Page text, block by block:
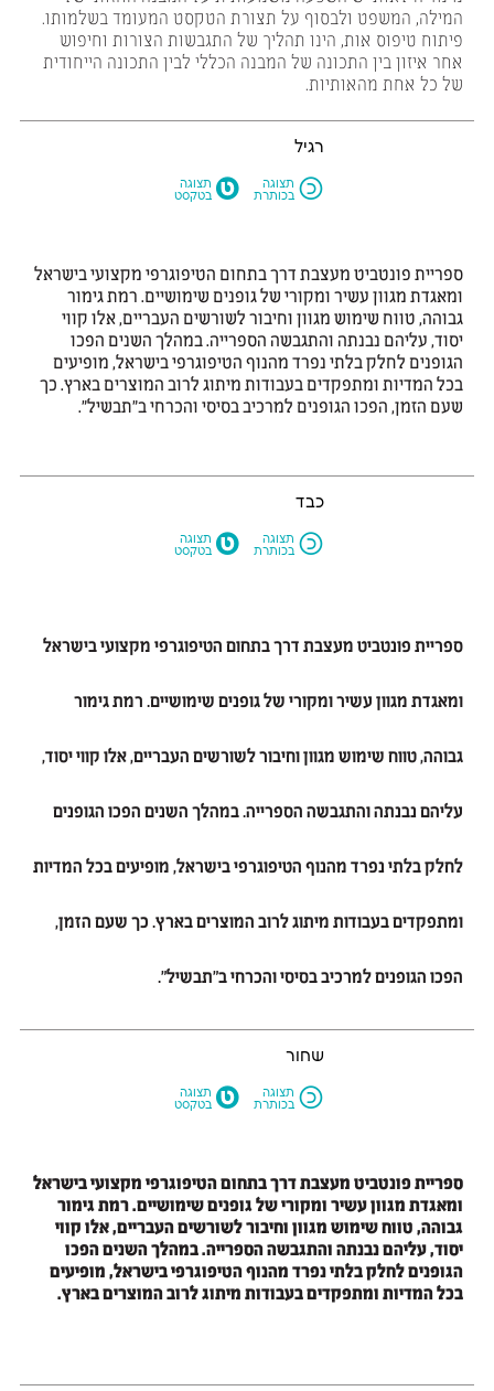
של כל אחת מהאותיות.
רגיל
N תצוגה
בכותרת
M תצוגה
בטקסט
שעם הזמן, הפכו הגופנים למרכיב בסיסי והכרחי ב״תבשיל״.
כבד
N תצוגה
בכותרת
M תצוגה
בטקסט
הפכו הגופנים למרכיב בסיסי והכרחי ב״תבשיל״.
שחור
N תצוגה
בכותרת
M תצוגה
בטקסט
בכל המדיות ומתפקדים בעבודות מיתוג לרוב המוצרים בארץ.